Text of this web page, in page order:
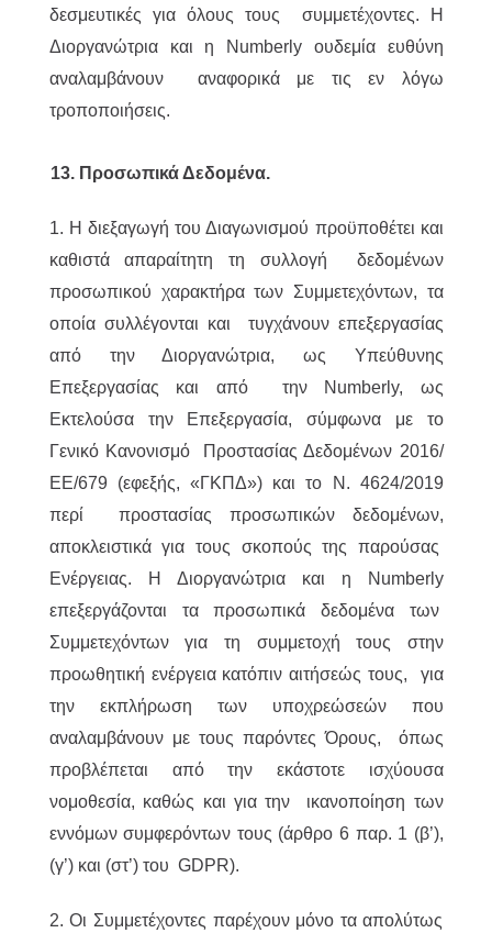
δεσμευτικές για όλους τους συμμετέχοντες. Η
Διοργανώτρια και η Numberly ουδεμία ευθύνη
αναλαμβάνουν αναφορικά με τις εν λόγω
τροποποιήσεις.
13. Προσωπικά Δεδομένα.
1. Η διεξαγωγή του Διαγωνισμού προϋποθέτει και
καθιστά απαραίτητη τη συλλογή δεδομένων
προσωπικού χαρακτήρα των Συμμετεχόντων, τα
οποία συλλέγονται και τυγχάνουν επεξεργασίας
από την Διοργανώτρια, ως Υπεύθυνης
Επεξεργασίας και από την Numberly, ως
Εκτελούσα την Επεξεργασία, σύμφωνα με το
Γενικό Κανονισμό Προστασίας Δεδομένων 2016/
ΕΕ/679 (εφεξής, «ΓΚΠΔ») και το Ν. 4624/2019
περί προστασίας προσωπικών δεδομένων,
αποκλειστικά για τους σκοπούς της παρούσας
Ενέργειας. Η Διοργανώτρια και η Numberly
επεξεργάζονται τα προσωπικά δεδομένα των
Συμμετεχόντων για τη συμμετοχή τους στην
προωθητική ενέργεια κατόπιν αιτήσεώς τους, για
την εκπλήρωση των υποχρεώσεών που
αναλαμβάνουν με τους παρόντες Όρους, όπως
προβλέπεται από την εκάστοτε ισχύουσα
νομοθεσία, καθώς και για την ικανοποίηση των
εννόμων συμφερόντων τους (άρθρο 6 παρ. 1 (β’),
(γ’) και (στ’) του GDPR).
2. Οι Συμμετέχοντες παρέχουν μόνο τα απολύτως